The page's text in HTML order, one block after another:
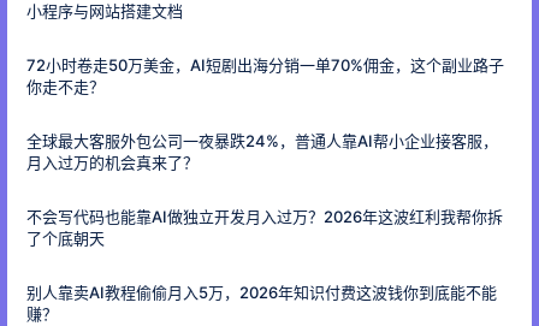
小程序与网站搭建文档
72小时卷走50万美金，AI短剧出海分销一单70%佣金，这个副业路子
你走不走？
全球最大客服外包公司一夜暴跌24%，普通人靠AI帮小企业接客服，
月入过万的机会真来了？
不会写代码也能靠AI做独立开发月入过万？2026年这波红利我帮你拆
了个底朝天
别人靠卖AI教程偷偷月入5万，2026年知识付费这波钱你到底能不能
赚？